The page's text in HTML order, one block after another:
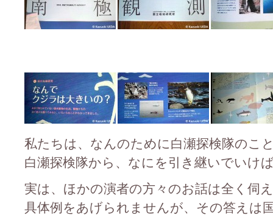
私たちは、なんのために白瀬探検隊のこ
白瀬探検隊から、なにを引き継いでいけ
実は、ほかの演者の方々のお話は全く伺
具体例をあげられませんが、その答えは